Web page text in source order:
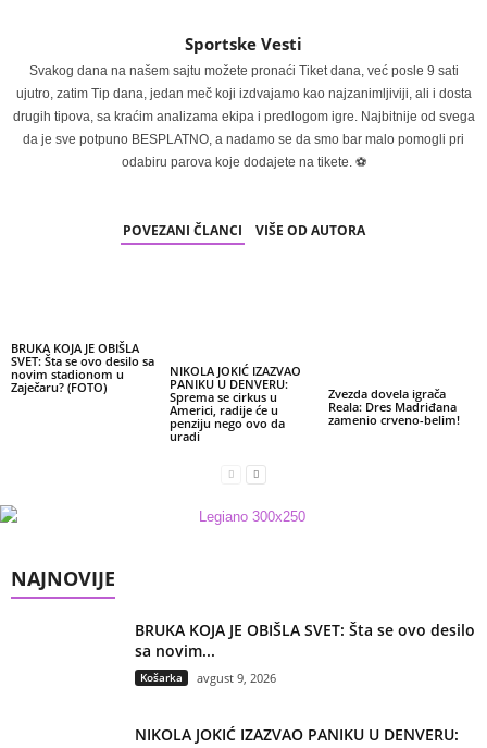
Sportske Vesti
Svakog dana na našem sajtu možete pronaći Tiket dana, već posle 9 sati
ujutro, zatim Tip dana, jedan meč koji izdvajamo kao najzanimljiviji, ali i dosta
drugih tipova, sa kraćim analizama ekipa i predlogom igre. Najbitnije od svega
da je sve potpuno BESPLATNO, a nadamo se da smo bar malo pomogli pri
odabiru parova koje dodajete na tikete. ⚽
POVEZANI ČLANCI VIŠE OD AUTORA
BRUKA KOJA JE OBIŠLA
SVET: Šta se ovo desilo sa
novim stadionom u
Zaječaru? (FOTO)
NIKOLA JOKIĆ IZAZVAO
PANIKU U DENVERU:
Sprema se cirkus u
Americi, radije će u
penziju nego ovo da
uradi
Zvezda dovela igrača
Reala: Dres Madriđana
zamenio crveno-belim!
NAJNOVIJE
BRUKA KOJA JE OBIŠLA SVET: Šta se ovo desilo
sa novim...
Košarka avgust 9, 2026
NIKOLA JOKIĆ IZAZVAO PANIKU U DENVERU: